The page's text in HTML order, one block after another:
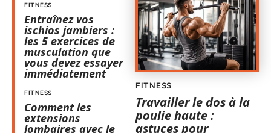
FITNESS
Entraînez vos
ischios jambiers :
les 5 exercices de
musculation que
vous devez essayer
immédiatement
FITNESS
Comment les
extensions
lombaires avec le
FITNESS
Travailler le dos à la
poulie haute :
astuces pour